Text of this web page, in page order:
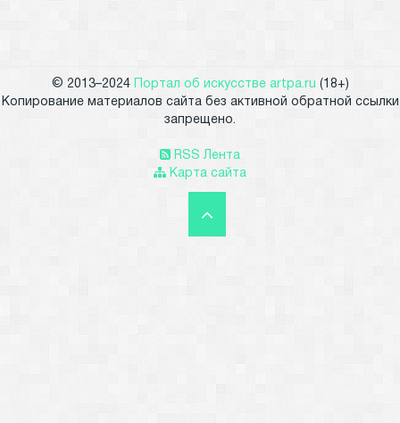
© 2013–2024 Портал об искусстве artpa.ru (18+)
Копирование материалов сайта без активной обратной ссылки
запрещено.
RSS Лента
Карта сайта